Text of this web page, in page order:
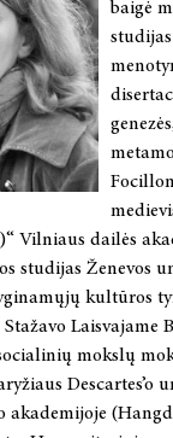
baigė
Vilniaus dailės
studijas Ženevos
kultūros
Laisvajame
mokslų
Descartes’o
akademijoje